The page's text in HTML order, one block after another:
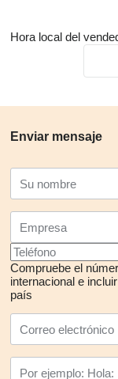
Hora local del
Enviar mensaje
Compruebe el
internacional e
país